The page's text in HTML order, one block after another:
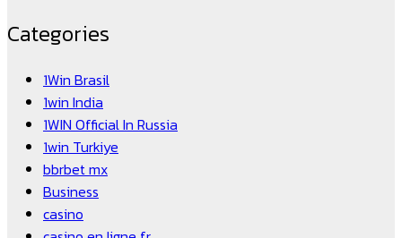
Categories
1Win Brasil
1win India
1WIN Official In Russia
1win Turkiye
bbrbet mx
Business
casino